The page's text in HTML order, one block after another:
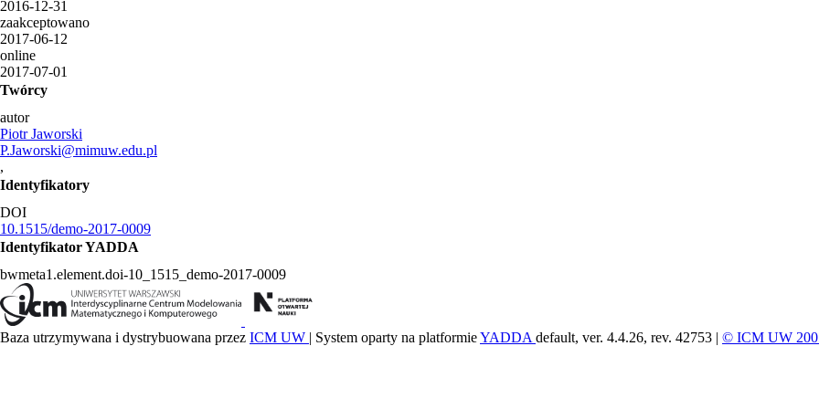
2016-12-31
zaakceptowano
2017-06-12
online
2017-07-01
Twórcy
autor
Piotr Jaworski
P.Jaworski@mimuw.edu.pl
,
Identyfikatory
DOI
10.1515/demo-2017-0009
Identyfikator YADDA
bwmeta1.element.doi-10_1515_demo-2017-0009
Baza utrzymywana i dystrybuowana przez ICM UW | System oparty na platformieYADDA default, ver. 4.4.26, rev. 42753 | © ICM UW